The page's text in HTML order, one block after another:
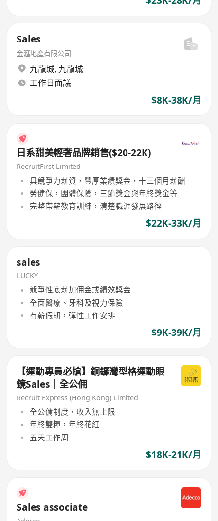
Sales
金滙地產有限公司
九龍城, 九龍城
工作日面議
$8K-38K/月
日系甜美輕奢品牌銷售($20-22K)
RecruitFirst Limited
具競爭力薪資，豐厚業績獎金，十三個月薪酬
勞健保，團體保險，三節獎金與年終獎金等
完整帶薪教育訓練，清楚職涯發展路徑
$22K-33K/月
sales
LUCKY
競爭性底薪加佣金或績效獎金
全面醫療、牙科及視力保險
有薪假期，彈性工作安排
$9K-39K/月
【運動專員必搶】銅鑼灣型格運動眼
鏡Sales｜全公佣
Recruit Express (Hong Kong) Limited
全公傭制度，收入無上限
年終雙糧，年終花紅
五天工作周
$18K-21K/月
Sales associate